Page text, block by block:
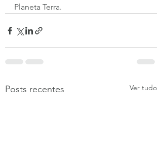
Planeta Terra.
Posts recentes Ver tudo